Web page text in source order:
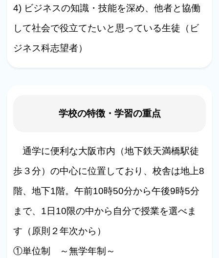
4) ビジネスの知識・技能を深め、他者と協働
して社会で役立てたいと思っている生徒（ビ
ジネス科志望者）
学校の特徴・学習の重点
通学に便利な大阪市内（地下鉄天満橋駅徒
歩３分）の中心に位置しており、校舎は地上8
階、地下1階。午前10時50分から午後9時5分
まで、1日10限の中から自分で授業を選べま
す（原則２年次から）
①単位制 ～無学年制～